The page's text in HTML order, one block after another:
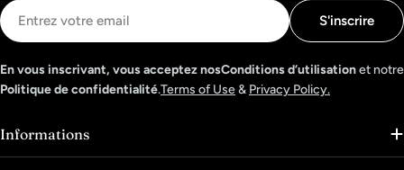
E-
mail
S'inscrire
En vous inscrivant, vous acceptez nosConditions d’utilisationet notre
Politique de confidentialité.Terms of Use& Privacy Policy.
Informations